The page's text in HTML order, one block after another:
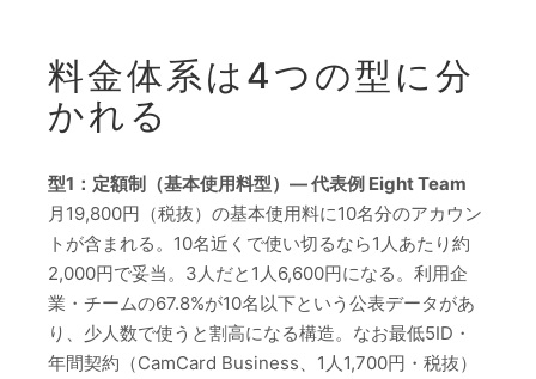
料金体系は4つの型に分
かれる
型1：定額制（基本使用料型）— 代表例 Eight Team
月19,800円（税抜）の基本使用料に10名分のアカウン
トが含まれる。10名近くで使い切るなら1人あたり約
2,000円で妥当。3人だと1人6,600円になる。利用企
業・チームの67.8%が10名以下という公表データがあ
り、少人数で使うと割高になる構造。なお最低5ID・
年間契約（CamCard Business、1人1,700円・税抜）